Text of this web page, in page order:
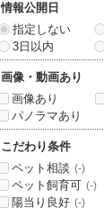
情報公開日
指定しない
3日以内
画像・動画あり
画像あり
パノラマあり
こだわり条件
ペット相談 (-)
ペット飼育可 (-)
陽当り良好 (-)